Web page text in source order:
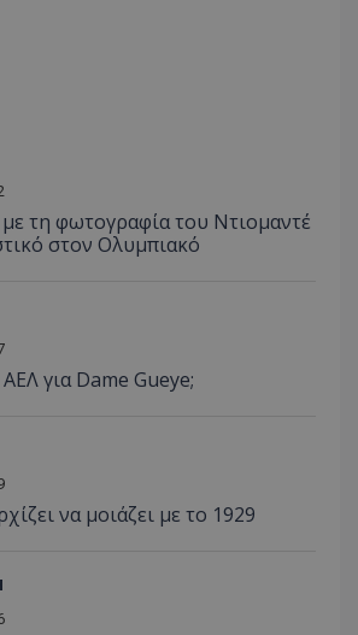
τη φωτογραφία του Ντιομαντέ
στον Ολυμπιακό
για Dame Gueye;
να μοιάζει με το 1929